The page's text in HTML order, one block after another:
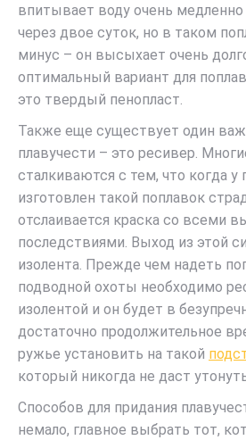
впитывает воду очень
через двое суток, но в таком
минус – он высыхает очень
оптимальный вариант для
это твердый пенопласт.
Также еще существует один
плавучести – это ресивер.
сталкиваются с тем, что когда у
изготовлен такой поплавок
отслаивается краска со всеми
последствиями. Выход из этой
изолента. Прежде чем надеть
подводной охоты необходимо
изолентой и он будет в
достаточно продолжительное
ружье установить на такой
который никогда не даст
Способов для придания
немало, главное выбрать тот,